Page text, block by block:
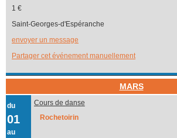
1 €
Saint-Georges-d'Espéranche
envoyer un message
Partager cet événement manuellement
MARS
du
01
au
Cours de danse
Rochetoirin